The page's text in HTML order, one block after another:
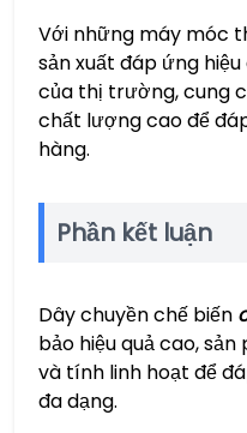
Với những máy móc
sản xuất đáp ứng
của thị trường, cung
chất lượng cao để
hàng.
Phần kết luận
Dây chuyền chế biến
bảo hiệu quả cao,
và tính linh hoạt để
đa dạng.